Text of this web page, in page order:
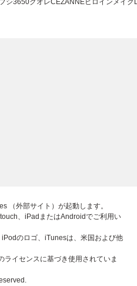
シ3650クオレCEZANNEヒロインメイク
（外部サイト）が起動します。
、iPadまたはAndroidでご利用い
のロゴ、iTunesは、米国および他
ライセンスに基づき使用されていま